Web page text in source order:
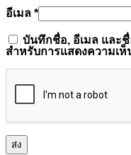
อีเมล *
บันทึกชื่อ, อีเมล และชื่
สำหรับการแสดงความเห็